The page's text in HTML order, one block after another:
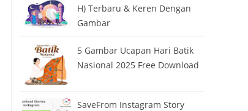
H) Terbaru & Keren Dengan
Gambar
5 Gambar Ucapan Hari Batik
Nasional 2025 Free Download
SaveFrom Instagram Story